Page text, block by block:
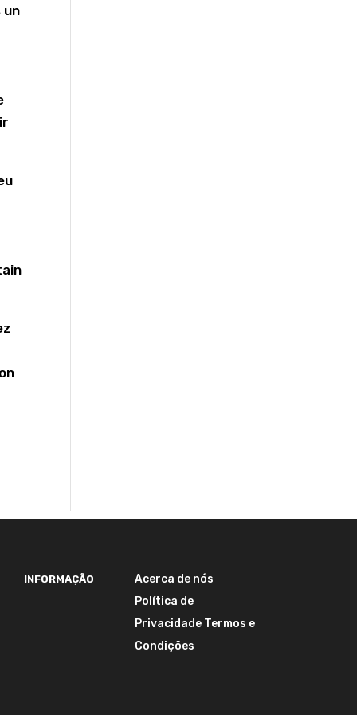
un
INFORMAÇÃO
Acerca de nós
Política de
Privacidade Termos e
Condições